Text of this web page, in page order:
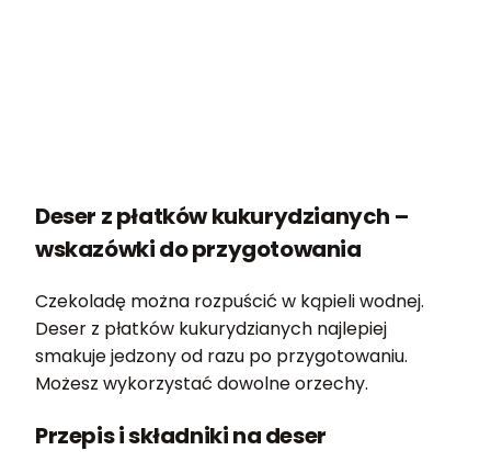
Deser z płatków kukurydzianych –
wskazówki do przygotowania
Czekoladę można rozpuścić w kąpieli wodnej.
Deser z płatków kukurydzianych najlepiej
smakuje jedzony od razu po przygotowaniu.
Możesz wykorzystać dowolne orzechy.
Przepis i składniki na deser